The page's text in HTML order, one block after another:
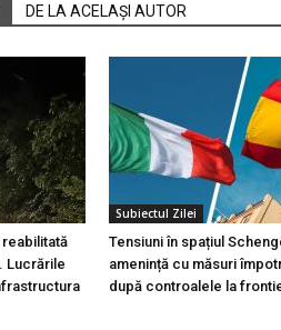
DE LA ACELAȘI AUTOR
Lucrările
Subiectul Zilei
Tensiuni în spațiul
amenință cu măsuri
după controalele la